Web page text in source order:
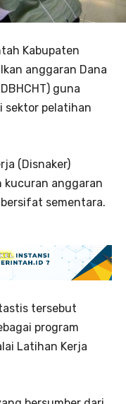
Kabupaten
anggaran Dana
guna
sektor pelatihan
(Disnaker)
kucuran anggaran
bersifat sementara.
tersebut
program
Latihan Kerja